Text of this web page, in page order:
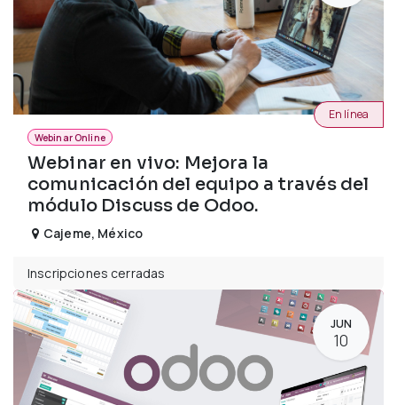
Webinar Online
Webinar en vivo: Mejora la
comunicación del equipo a través del
módulo Discuss de Odoo.
En línea
Cajeme, México
Inscripciones cerradas
JUN
10